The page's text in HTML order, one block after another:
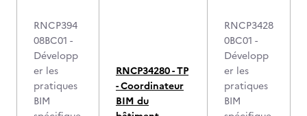
RNCP394
08BC01 -
Développ
er les
pratiques
BIM
RNCP34280 - TP
- Coordinateur
BIM du
RNCP3428
0BC01 -
Développ
er les
pratiques
BIM